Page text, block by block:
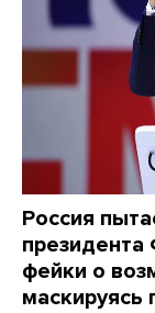
Россия
президента
фейки о
маскируясь